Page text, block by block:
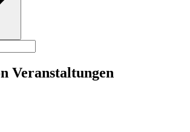
Veranstaltungen